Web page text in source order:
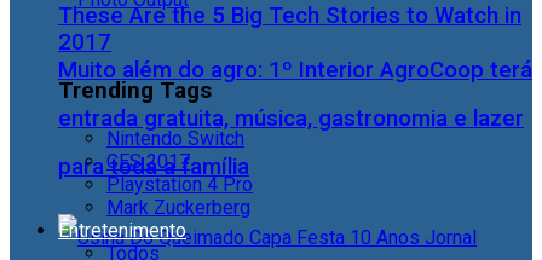
Muito além do agro: 1º Interior AgroCoop terá
entrada gratuita, música, gastronomia e lazer
para toda a família
These Are the 5 Big Tech Stories to Watch in
2017
Trending Tags
Nintendo Switch
CES 2017
Playstation 4 Pro
Mark Zuckerberg
Entretenimento
Todos